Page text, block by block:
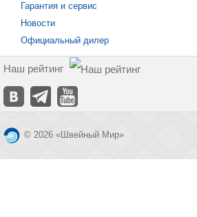
Гарантия и сервис
Новости
Официальный дилер
Наш рейтинг
© 2026 «Швейный Мир»